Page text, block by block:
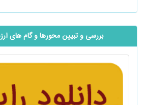
بررسی و تبیین محورها و گام های